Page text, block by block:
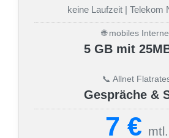
keine Laufzeit | Telekom
🌐 mobiles
5 GB mit
📞 Allnet
Gespräche &
7 € mtl.